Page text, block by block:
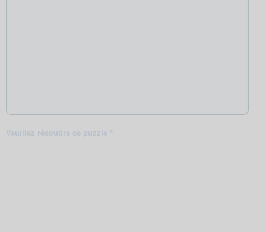
Veuillez résoudre ce puzzle *